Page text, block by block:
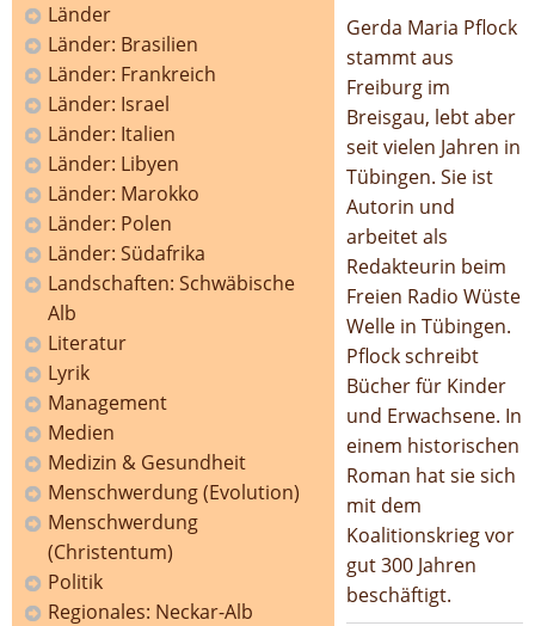
Länder
Länder: Brasilien
Länder: Frankreich
Länder: Israel
Länder: Italien
Länder: Libyen
Länder: Marokko
Länder: Polen
Länder: Südafrika
Landschaften: Schwäbische
Alb
Literatur
Lyrik
Management
Medien
Medizin & Gesundheit
Menschwerdung (Evolution)
Menschwerdung
(Christentum)
Politik
Regionales: Neckar-Alb
Gerda Maria Pflock
stammt aus
Freiburg im
Breisgau, lebt aber
seit vielen Jahren in
Tübingen. Sie ist
Autorin und
arbeitet als
Redakteurin beim
Freien Radio Wüste
Welle in Tübingen.
Pflock schreibt
Bücher für Kinder
und Erwachsene. In
einem historischen
Roman hat sie sich
mit dem
Koalitionskrieg vor
gut 300 Jahren
beschäftigt.